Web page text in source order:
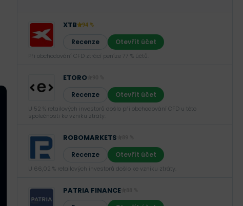
XTB 94 %
Recenze Otevřít účet
Při obchodování CFD ztrácí peníze 77 % účtů.
ETORO
Recenze Otevřít účet
U 52 % retailových investorů došlo při obchodování CFD u této
společnosti ke vzniku ztráty.
ROBOMARKETS
Recenze Otevřít účet
U 66,02 % retailových investorů došlo ke vzniku ztráty.
PATRIA FINANCE